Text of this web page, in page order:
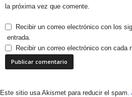
la próxima vez que comente.
Recibir un correo electrónico con los
entrada.
Recibir un correo electrónico con cada
Este sitio usa Akismet para reducir el spam.